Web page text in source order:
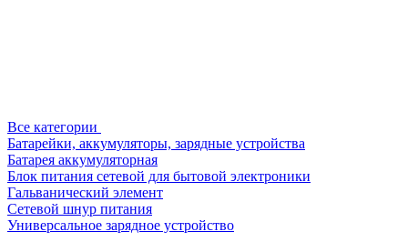
Все категории
Батарейки, аккумуляторы, зарядные устройства
Батарея аккумуляторная
Блок питания сетевой для бытовой электроники
Гальванический элемент
Сетевой шнур питания
Универсальное зарядное устройство